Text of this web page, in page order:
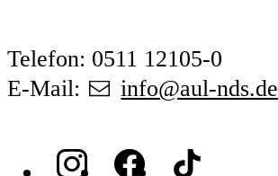
Telefon: 0511 12105-0
E-Mail:
info@aul-nds.de